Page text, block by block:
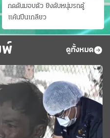
กดดันมอบตัว ยิงดับหนุ่มรถตู้
แค้นปีนเกลียว
พ์ ดูทั้งหมด